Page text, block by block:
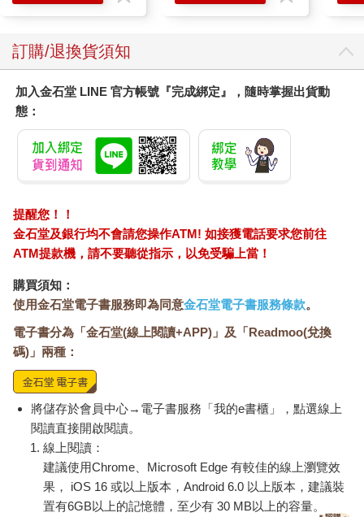
訂購/退換貨須知
加入金石堂 LINE 官方帳號『完成綁定』，隨時掌握出貨動
態：
提醒您！！
金石堂及銀行均不會請您操作ATM! 如接獲電話要求您前往
ATM提款機，請不要聽從指示，以免受騙上當！
購買須知：
使用金石堂電子書服務即為同意金石堂電子書服務條款。
電子書分為「金石堂(線上閱讀+APP)」及「Readmoo(兌換
碼)」兩種：
將儲存於會員中心→電子書服務「我的e書櫃」，點選線上
閱讀直接開啟閱讀。
線上閱讀：
建議使用Chrome、Microsoft Edge 有較佳的線上瀏覽效
果， iOS 16 或以上版本，Android 6.0 以上版本，建議裝
置有6GB以上的記憶體，至少有 30 MB以上的容量。